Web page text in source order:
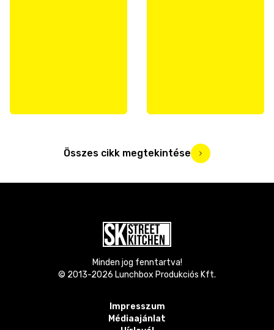
Összes cikk megtekintése
Minden jog fenntartva!
© 2013-2026 Lunchbox Produkciós Kft.
Impresszum
Médiaajánlat